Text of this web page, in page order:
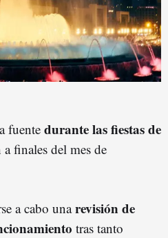
fuente durante las fiestas de
a finales del mes de
a cabo unarevisión de
tras tanto